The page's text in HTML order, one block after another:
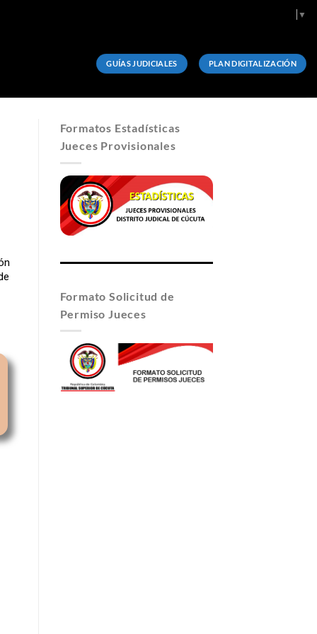
▼
GUÍAS JUDICIALES PLAN DIGITALIZACIÓN
Formatos Estadísticas
Jueces Provisionales
Formato Solicitud de
Permiso Jueces